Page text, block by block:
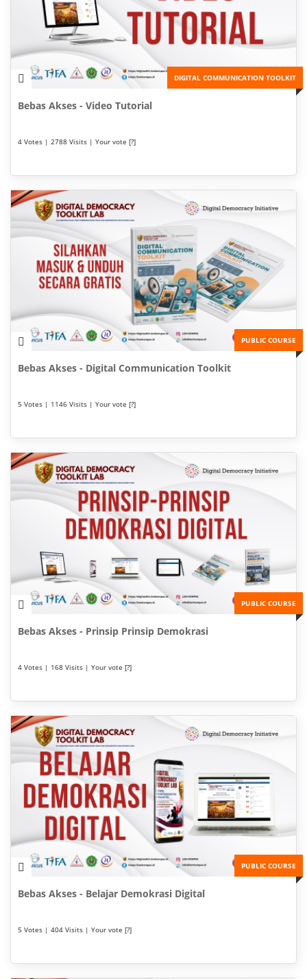
DIGITAL COMMUNICATION TOOLKIT
Bebas Akses - Video Tutorial
4 Votes | 2788 Visits | Your vote [?]
PUBLIC COURSE
Bebas Akses - Digital Communication Toolkit
5 Votes | 1146 Visits | Your vote [?]
PUBLIC COURSE
Bebas Akses - Prinsip Prinsip Demokrasi
4 Votes | 168 Visits | Your vote [?]
PUBLIC COURSE
Bebas Akses - Belajar Demokrasi Digital
5 Votes | 404 Visits | Your vote [?]